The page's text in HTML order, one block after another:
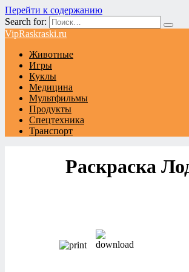
Перейти к содержанию
Search for:
VipRaskraski.ru
Животные
Игры
Куклы
Медицина
Мультфильмы
Продукты
Спецтехника
Транспорт
Раскраска